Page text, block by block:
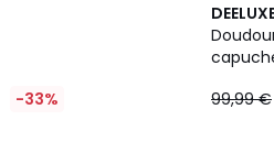
-33%
99,99 €
3